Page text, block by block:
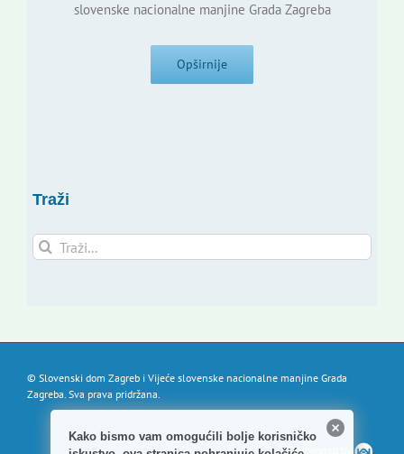
slovenske nacionalne manjine Grada Zagreba
Opširnije
Traži
Traži...
© Slovenski dom Zagreb i Vijeće slovenske nacionalne manjine Grada
Zagreba. Sva prava pridržana.
Powered by
Kako bismo vam omogućili bolje korisničko